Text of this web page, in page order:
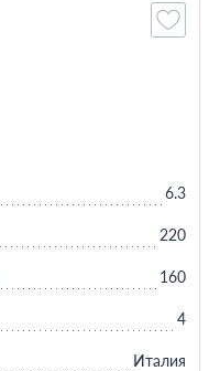
6.3
220
160
4
Италия